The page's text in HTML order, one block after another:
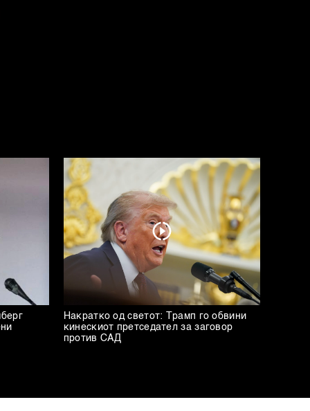
Накратко од светот: Трамп го обвини
кинескиот претседател за заговор
против САД